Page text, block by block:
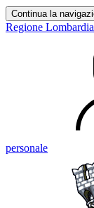
Continua la
Regione Lombardia
personale